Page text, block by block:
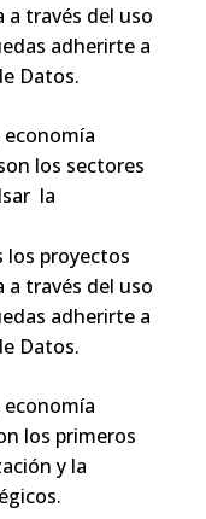
través del uso
adherirte a
Datos.
los sectores
la
los proyectos
través del uso
adherirte a
Datos.
los primeros
y la